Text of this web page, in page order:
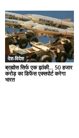
देश-विदेश
ब्रह्मोस सिर्फ एक झांकी… 50 हजार
करोड़ का डिफेंस एक्सपोर्ट करेगा
भारत